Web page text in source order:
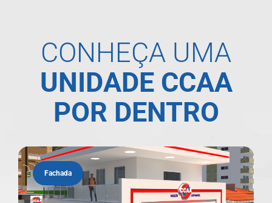
CONHEÇA UMA
UNIDADE CCAA
POR DENTRO
Fachada